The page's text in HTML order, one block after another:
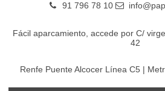
91 796 78 10
Fácil aparcamiento, accede por C/
42
Renfe Puente Alcocer Línea C5 |